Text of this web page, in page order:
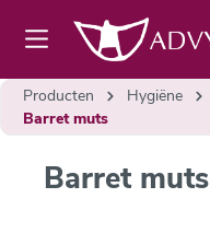
hoofdinhoud
Producten Hygiëne
Barret muts
Barret muts